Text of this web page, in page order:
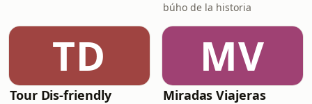
búho de la historia
TD
Tour Dis-friendly
MV
Miradas Viajeras